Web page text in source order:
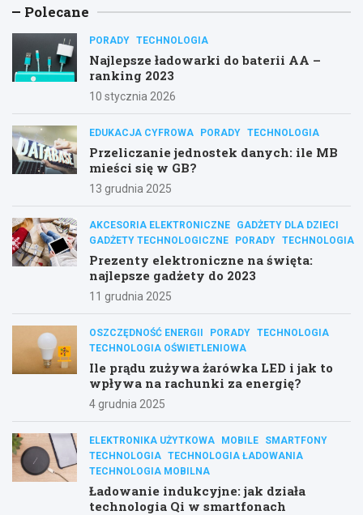
Polecane
PORADY TECHNOLOGIA
Najlepsze ładowarki do baterii AA –
ranking 2023
10 stycznia 2026
EDUKACJA CYFROWA PORADY TECHNOLOGIA
Przeliczanie jednostek danych: ile MB
mieści się w GB?
13 grudnia 2025
AKCESORIA ELEKTRONICZNE
GADŻETY DLA DZIECI
GADŻETY TECHNOLOGICZNE
PORADY TECHNOLOGIA
Prezenty elektroniczne na święta:
najlepsze gadżety do 2023
11 grudnia 2025
OSZCZĘDNOŚĆ ENERGII PORADY TECHNOLOGIA
TECHNOLOGIA OŚWIETLENIOWA
Ile prądu zużywa żarówka LED i jak to
wpływa na rachunki za energię?
4 grudnia 2025
ELEKTRONIKA UŻYTKOWA MOBILE
SMARTFONY
TECHNOLOGIA TECHNOLOGIA ŁADOWANIA
TECHNOLOGIA MOBILNA
Ładowanie indukcyjne: jak działa
technologia Qi w smartfonach